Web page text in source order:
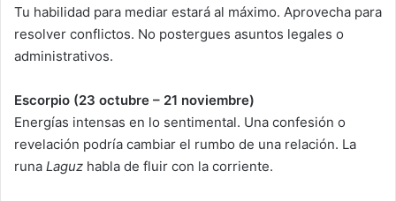
Tu habilidad para mediar estará al máximo. Aprovecha para
resolver conflictos. No postergues asuntos legales o
administrativos.
Escorpio (23 octubre – 21 noviembre)
Energías intensas en lo sentimental. Una confesión o
revelación podría cambiar el rumbo de una relación. La
runa Laguz habla de fluir con la corriente.